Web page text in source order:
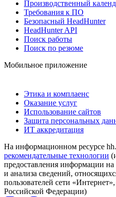
Производственный
Требования к ПО
Безопасный HeadHunter
HeadHunter API
Поиск работы
Поиск по резюме
Мобильное приложение
Этика и комплаенс
Оказание услуг
Использование сайтов
Защита персональных
ИТ аккредитация
На информационном ресурсе
рекомендательные технологии
предоставления информации на
и анализа сведений,
пользователей сети
Российской Федерации)